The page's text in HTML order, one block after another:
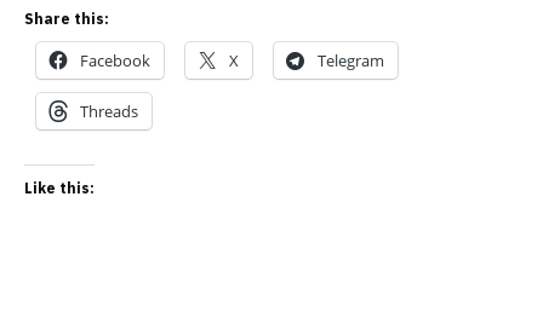
Share this:
Facebook X Telegram
Threads
Like this: